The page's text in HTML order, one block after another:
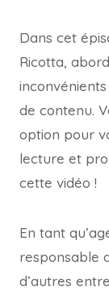
Dans cet
Ricotta,
de contenu.
option pour
lecture et
cette vidéo !
En tant
responsable
d’autres